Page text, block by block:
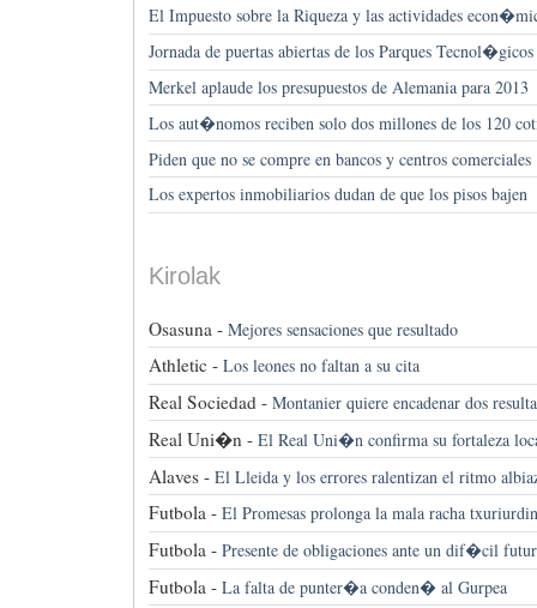
El Impuesto sobre la Riqueza y las actividades
Jornada de puertas abiertas de los Parques
Merkel aplaude los presupuestos de Alemania para 2013
Los aut�nomos reciben solo dos millones de los 120
Piden que no se compre en bancos y centros comerciales
Los expertos inmobiliarios dudan de que los pisos bajen
Kirolak
Osasuna - Mejores sensaciones que resultado
Athletic - Los leones no faltan a su cita
Real Sociedad - Montanier quiere encadenar dos
Real Uni�n - El Real Uni�n confirma su fortaleza
Alaves - El Lleida y los errores ralentizan el ritmo
Futbola - El Promesas prolonga la mala racha
Futbola - Presente de obligaciones ante un dif�cil
Futbola - La falta de punter�a conden� al Gurpea